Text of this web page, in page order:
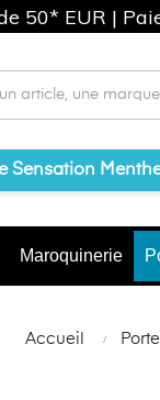
Sensation
Maroquinerie
Accueil
50* EUR |